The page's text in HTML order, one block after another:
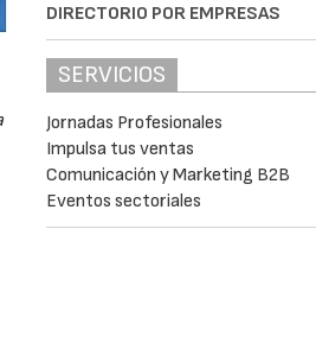
DIRECTORIO POR EMPRESAS
SERVICIOS
Jornadas Profesionales
Impulsa tus ventas
Comunicación y Marketing B2B
Eventos sectoriales